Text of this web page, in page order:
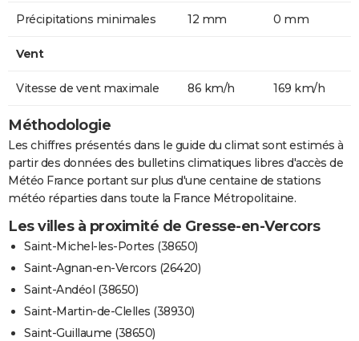
Précipitations minimales 12 mm 0 mm
Vent
Vitesse de vent maximale 86 km/h 169 km/h
Méthodologie
Les chiffres présentés dans le guide du climat sont estimés à
partir des données des bulletins climatiques libres d'accès de
Météo France portant sur plus d'une centaine de stations
météo réparties dans toute la France Métropolitaine.
Les villes à proximité de Gresse-en-Vercors
Saint-Michel-les-Portes (38650)
Saint-Agnan-en-Vercors (26420)
Saint-Andéol (38650)
Saint-Martin-de-Clelles (38930)
Saint-Guillaume (38650)